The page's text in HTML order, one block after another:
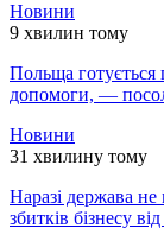
Новини
9 хвилин тому
Польща готується
допомоги, —
Новини
31 хвилину тому
Наразі держава
збитків бізнесу